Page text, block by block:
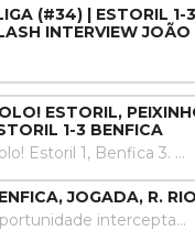
(#34) | ESTORIL 1-
INTERVIEW
ESTORIL,
1-3 BENFICA
Golo! Estoril 1, Benfica 3. Peixinho remata forte e colocado com o pé esquerdo de fora da área, sem hipótese de defesa para Trubin. Que golaço!
JOGADA, R.
Oportunidade interceptada, Richard Ríos remate com o pé direito no coração da área.